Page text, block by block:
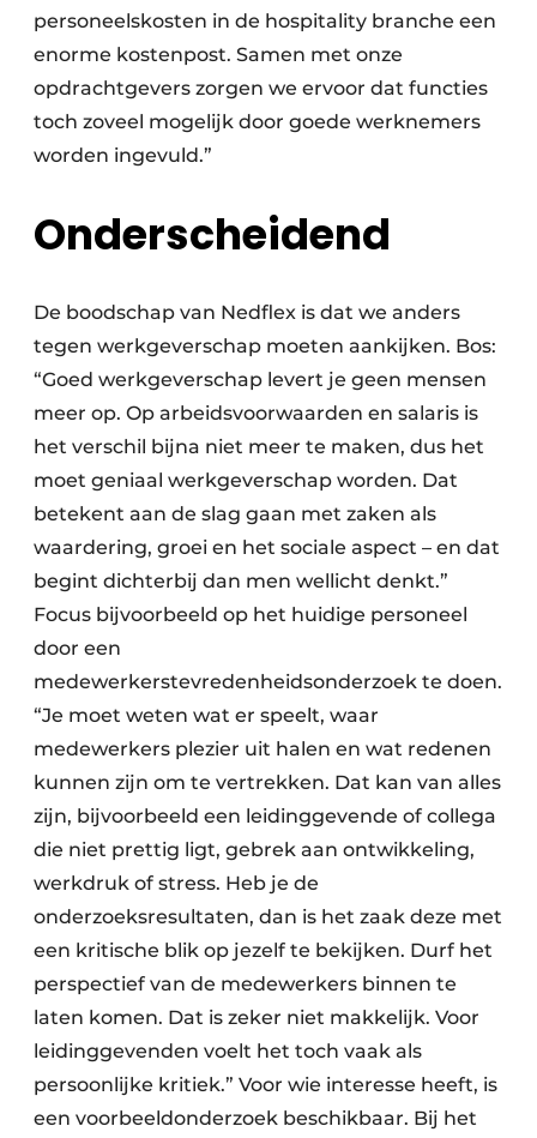
personeelskosten in de hospitality branche een
enorme kostenpost. Samen met onze
opdrachtgevers zorgen we ervoor dat functies
toch zoveel mogelijk door goede werknemers
worden ingevuld.”
Onderscheidend
De boodschap van Nedflex is dat we anders
tegen werkgeverschap moeten aankijken. Bos:
“Goed werkgeverschap levert je geen mensen
meer op. Op arbeidsvoorwaarden en salaris is
het verschil bijna niet meer te maken, dus het
moet geniaal werkgeverschap worden. Dat
betekent aan de slag gaan met zaken als
waardering, groei en het sociale aspect – en dat
begint dichterbij dan men wellicht denkt.”
Focus bijvoorbeeld op het huidige personeel
door een
medewerkerstevredenheidsonderzoek te doen.
“Je moet weten wat er speelt, waar
medewerkers plezier uit halen en wat redenen
kunnen zijn om te vertrekken. Dat kan van alles
zijn, bijvoorbeeld een leidinggevende of collega
die niet prettig ligt, gebrek aan ontwikkeling,
werkdruk of stress. Heb je de
onderzoeksresultaten, dan is het zaak deze met
een kritische blik op jezelf te bekijken. Durf het
perspectief van de medewerkers binnen te
laten komen. Dat is zeker niet makkelijk. Voor
leidinggevenden voelt het toch vaak als
persoonlijke kritiek.” Voor wie interesse heeft, is
een voorbeeldonderzoek beschikbaar. Bij het